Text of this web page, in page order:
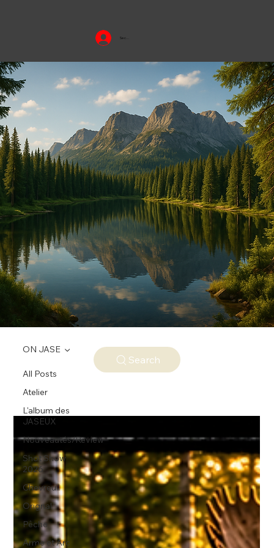
Se connecter
All Posts
Atelier
L'album des
JASEUX
Nouveautés/Review
Shot Show
2026
Chevreuil
Orignal
Pêche
Arme et Arc
ON JASE
Search